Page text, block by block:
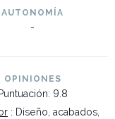
AUTONOMÍA
-
OPINIONES
Puntuación: 9.8
: Diseño, acabados,